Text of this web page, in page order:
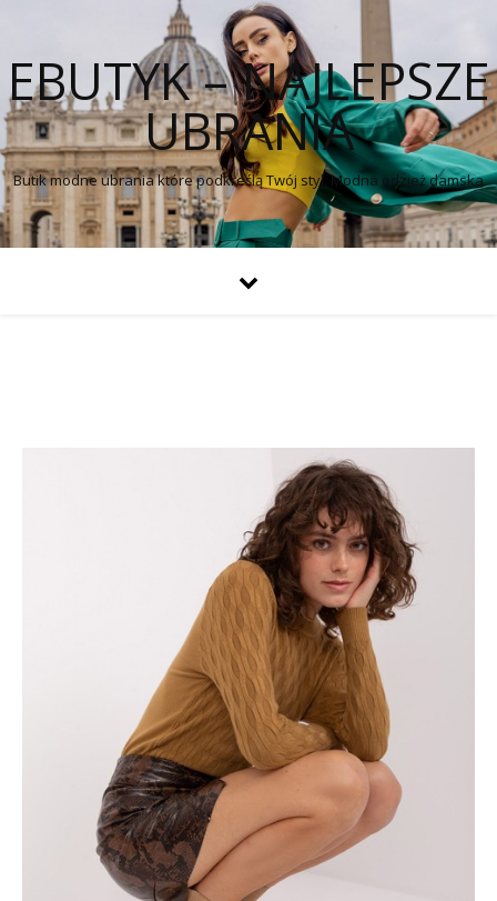
EBUTYK – NAJLEPSZE
UBRANIA
Butik modne ubrania które podkreślą Twój styl. Modna odzież damska